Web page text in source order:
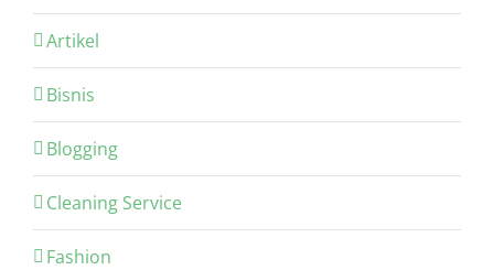
Artikel
Bisnis
Blogging
Cleaning Service
Fashion